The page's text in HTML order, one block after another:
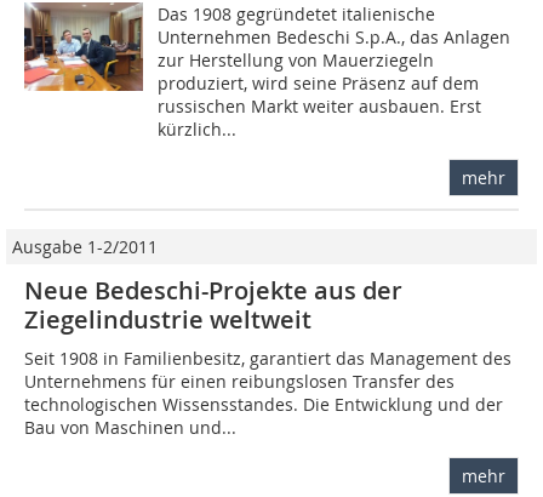
Das 1908 gegründetet italienische
Unternehmen Bedeschi S.p.A., das Anlagen
zur Herstellung von Mauerziegeln
produziert, wird seine Präsenz auf dem
russischen Markt weiter ausbauen. Erst
kürzlich...
mehr
Ausgabe 1-2/2011
Neue Bedeschi-Projekte aus der
Ziegelindustrie weltweit
Seit 1908 in Familienbesitz, garantiert das Management des
Unternehmens für einen reibungslosen Transfer des
technologischen Wissensstandes. Die Entwicklung und der
Bau von Maschinen und...
mehr